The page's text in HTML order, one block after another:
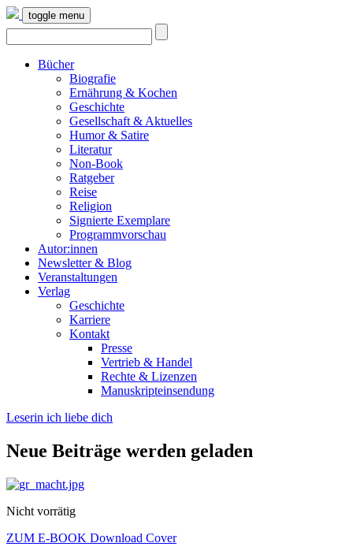
toggle menu
Bücher
Biografie
Ernährung & Kochen
Geschichte
Gesellschaft & Aktuelles
Humor & Satire
Literatur
Non-Book
Ratgeber
Reise
Religion
Signierte Exemplare
Programmvorschau
Autor:innen
Newsletter & Blog
Veranstaltungen
Verlag
Geschichte
Karriere
Kontakt
Presse
Vertrieb & Handel
Rechte & Lizenzen
Manuskripteinsendung
Leserin ich liebe dich
Neue Beiträge werden geladen
Nicht vorrätig
ZUM E-BOOK Download Cover